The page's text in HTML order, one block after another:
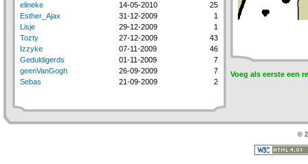
elineke
14-05-2010
25
Esther_Ajax
31-12-2009
1
Lisje
29-12-2009
1
Tozty
27-12-2009
43
Izzyke
07-11-2009
46
Geduldigerds
01-11-2009
7
geenVanGogh
26-09-2009
7
Sebas
21-09-2009 2
Voeg als eerste een
©